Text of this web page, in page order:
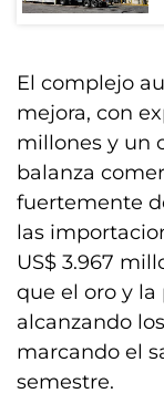
El complejo
mejora, con
millones y un
balanza
fuertemente
las
US$ 3.967
que el oro y la
alcanzando
marcando el
semestre.